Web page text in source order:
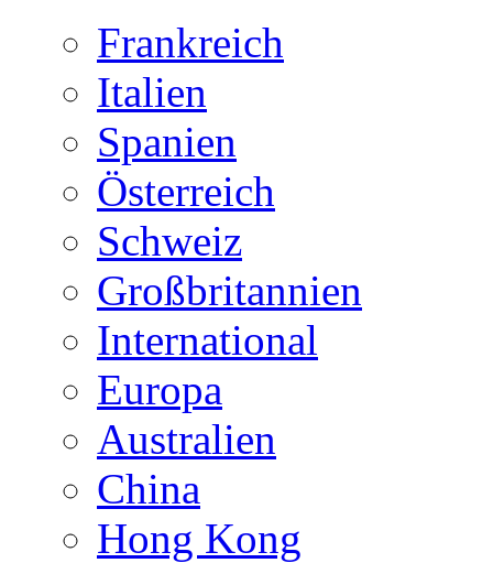
Frankreich
Italien
Spanien
Österreich
Schweiz
Großbritannien
International
Europa
Australien
China
Hong Kong